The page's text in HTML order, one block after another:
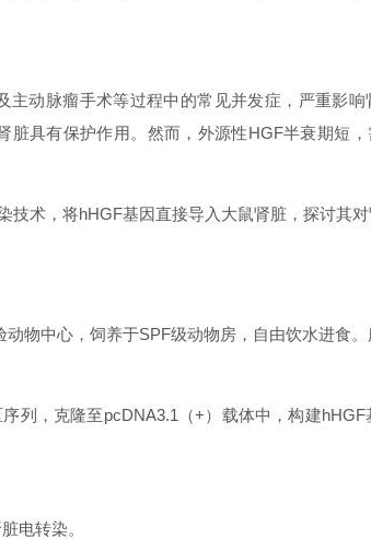
动脉瘤手术等过程中的常见并发症，严重影
具有保护作用。然而，外源性HGF半衰期短
术，将hHGF基因直接导入大鼠肾脏，探讨其
物中心，饲养于SPF级动物房，自由饮水进食
列，克隆至pcDNA3.1（+）载体中，构建
电转染。